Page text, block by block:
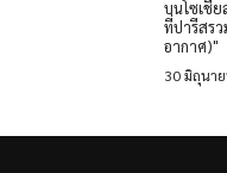
บนโซเชี
ที่ปารีสรว
อากาศ)"
30 มิถุนา